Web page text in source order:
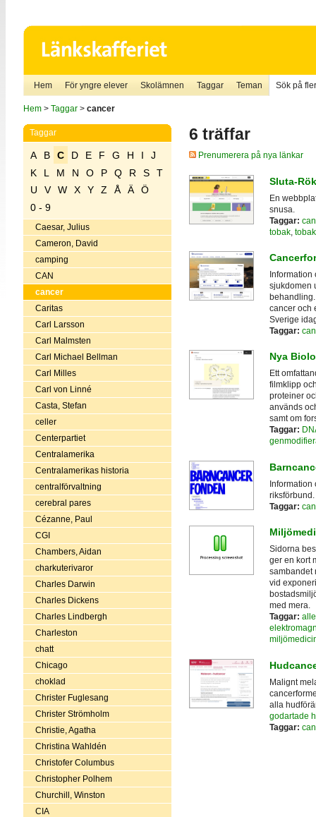
Hem För yngre elever Skolämnen Taggar Teman Sök på
Hem> Taggar> cancer
Taggar
A B C D E F G H I
J
K
L M N O P Q R S
T
U
V W X Y Z Å Ä
Ö
0 - 9
Caesar, Julius
Cameron, David
camping
CAN
cancer
Caritas
Carl Larsson
Carl Malmsten
Carl Michael Bellman
Carl Milles
Carl von Linné
Casta, Stefan
celler
Centerpartiet
Centralamerika
Centralamerikas historia
centralförvaltning
cerebral pares
Cézanne, Paul
CGI
Chambers, Aidan
charkuterivaror
Charles Darwin
Charles Dickens
Charles Lindbergh
Charleston
chatt
Chicago
choklad
Christer Fuglesang
Christer Strömholm
Christie, Agatha
Christina Wahldén
Christofer Columbus
Christopher Polhem
Churchill, Winston
CIA
6 träffar
Prenumerera på nya länkar
Sluta-
En
snusa.
Taggar:
tobak,
sjukdomen
cancer och
Sverige
Taggar:
Nya
Ett
filmklipp
proteiner
används
samt om
Taggar:
Information
riksförbund.
Taggar:
Sidorna
ger en kort
sambandet
vid
med mera.
Taggar:
Malignt
alla
godartade
Taggar: